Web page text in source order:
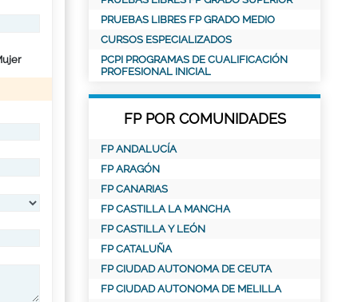
PRUEBAS LIBRES FP GRADO MEDIO
CURSOS ESPECIALIZADOS
PCPI PROGRAMAS DE CUALIFICACIÓN
PROFESIONAL INICIAL
FP POR COMUNIDADES
FP ANDALUCÍA
FP ARAGÓN
FP CANARIAS
FP CASTILLA LA MANCHA
FP CASTILLA Y LEÓN
FP CATALUÑA
FP CIUDAD AUTONOMA DE CEUTA
FP CIUDAD AUTONOMA DE MELILLA